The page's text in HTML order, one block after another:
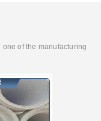
of the manufacturing